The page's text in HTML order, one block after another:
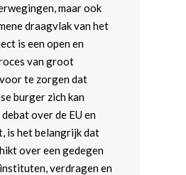
maar ook
draagvlak van het
is een open en
van groot
te zorgen dat
burger zich kan
over de EU en
is het belangrijk dat
over een gedegen
verdragen en